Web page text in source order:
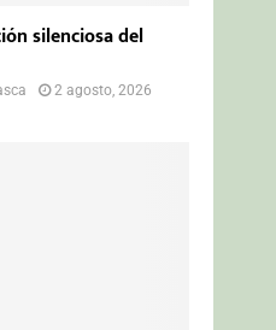
silenciosa del
2 agosto, 2026